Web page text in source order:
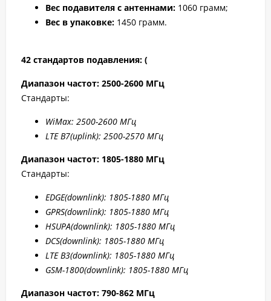
Вес подавителя с антеннами: 1060 грамм;
Вес в упаковке: 1450 грамм.
42 стандартов подавления: (
Диапазон частот: 2500-2600 МГц
Стандарты:
WiMax: 2500-2600 МГц
LTE B7(uplink): 2500-2570 МГц
Диапазон частот: 1805-1880 МГц
Стандарты:
EDGE(downlink): 1805-1880 МГц
GPRS(downlink): 1805-1880 МГц
HSUPA(downlink): 1805-1880 МГц
DCS(downlink): 1805-1880 МГц
LTE B3(downlink): 1805-1880 МГц
GSM-1800(downlink): 1805-1880 МГц
Диапазон частот: 790-862 МГц